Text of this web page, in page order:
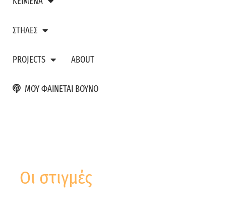
ΣΤΗΛΕΣ
PROJECTS ABOUT
ΜΟΥ ΦΑΙΝΕΤΑΙ ΒΟΥΝΟ
Οι στιγμές